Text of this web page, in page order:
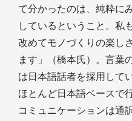
て分かったのは、純粋に
しているということ。私
改めてモノづくりの楽し
ます」（橋本氏）。言葉
は日本語話者を採用して
ほとんど日本語ベースで
コミュニケーションは通